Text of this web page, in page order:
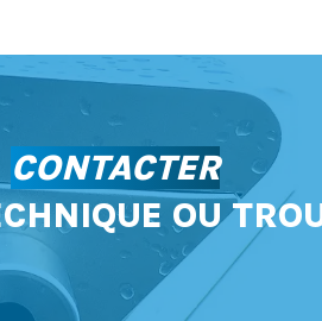
CONTACTER
OU